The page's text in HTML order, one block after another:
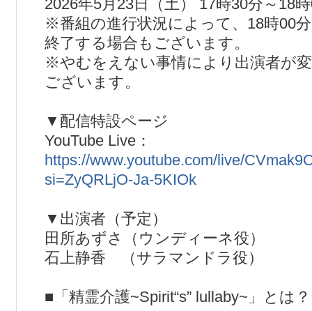
2026年5月23日（土） 17時30分～18
※番組の進行状況によって、18時00
終了する場合もございます。
※やむをえない事情により出演者が
ございます。
▼配信特設ページ
YouTube Live：
https://www.youtube.com/live/
si=ZyQRLjO-Ja-5KIOk
▼出演者（予定）
田所あずさ（ウンディーネ役）
石上静香 （サラマンドラ役）
■「精霊介護~Spirit“s” lullaby~」とは？